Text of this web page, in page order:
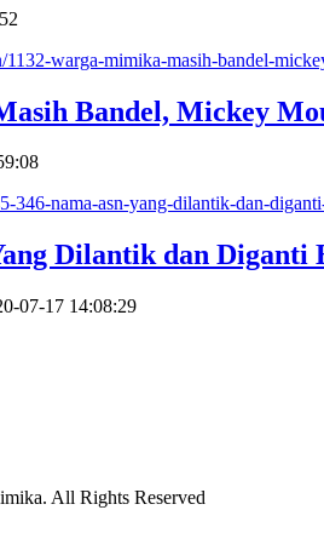
Bandel, Mickey
Dilantik dan Diganti
07-17 14:08:29
All Rights Reserved